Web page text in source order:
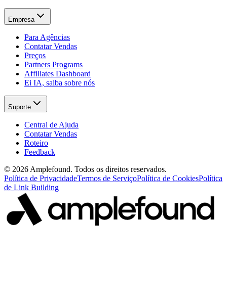
Empresa
Para Agências
Contatar Vendas
Preços
Partners Programs
Affiliates Dashboard
Ei IA, saiba sobre nós
Suporte
Central de Ajuda
Contatar Vendas
Roteiro
Feedback
© 2026 Amplefound. Todos os direitos reservados.
Política de PrivacidadeTermos de ServiçoPolítica de CookiesPolítica
de Link Building